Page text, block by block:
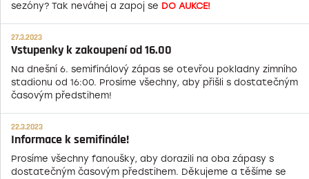
sezóny? Tak neváhej a zapoj se DO AUKCE!
27.3.2023
Vstupenky k zakoupení od 16.00
Na dnešní 6. semifinálový zápas se otevřou pokladny zimního
stadionu od 16:00. Prosíme všechny, aby přišli s dostatečným
časovým předstihem!
22.3.2023
Informace k semifinále!
Prosíme všechny fanoušky, aby dorazili na oba zápasy s
dostatečným časovým předstihem. Děkujeme a těšíme se